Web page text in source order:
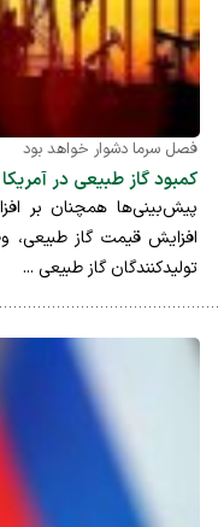
فصل سرما دشوار خواهد بود
کمبود گاز طبیعی در
پیش‌بینی‌ها همچنان بر
افزایش قیمت گاز طبیعی،
تولیدکنندگان گاز طبیعی ...